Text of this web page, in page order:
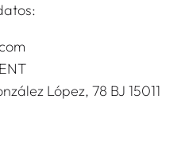
López, 78 BJ 15011